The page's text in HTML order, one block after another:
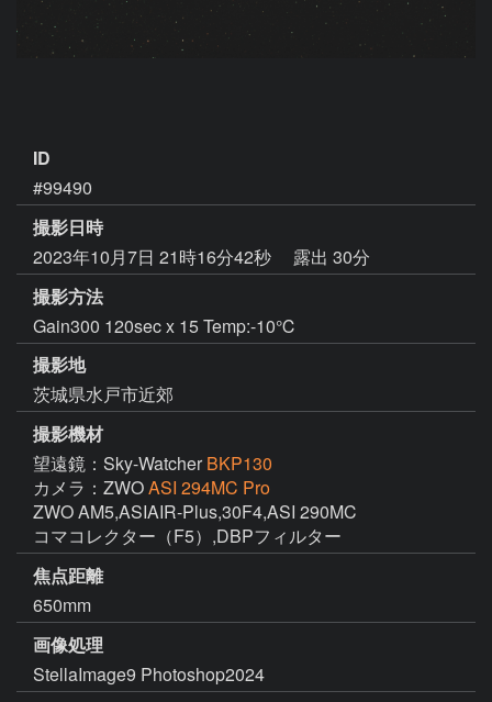
ID
#99490
撮影日時
2023年10月7日 21時16分42秒
露出 30分
撮影方法
Gain300 120sec x 15 Temp:-10℃
撮影地
茨城県水戸市近郊
撮影機材
望遠鏡：Sky-Watcher BKP130
カメラ：ZWOASI 294MC Pro
ZWO AM5,ASIAIR-Plus,30F4,ASI 290MC
コマコレクター（F5）,DBPフィルター
焦点距離
650mm
画像処理
StellaImage9 Photoshop2024